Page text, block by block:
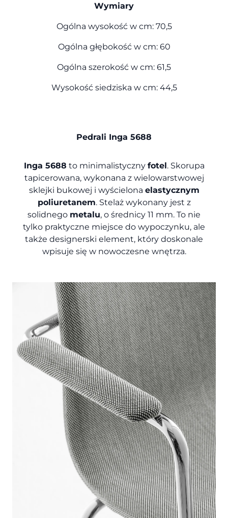
Wymiary
Ogólna wysokość w cm: 70,5
Ogólna głębokość w cm: 60
Ogólna szerokość w cm: 61,5
Wysokość siedziska w cm: 44,5
Pedrali Inga 5688
Inga 5688 to minimalistyczny fotel. Skorupa
tapicerowana, wykonana z wielowarstwowej
sklejki bukowej i wyścielona elastycznym
poliuretanem. Stelaż wykonany jest z
solidnego metalu, o średnicy 11 mm. To nie
tylko praktyczne miejsce do wypoczynku, ale
także designerski element, który doskonale
wpisuje się w nowoczesne wnętrza.